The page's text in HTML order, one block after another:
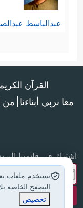
عبدالباسط
القرآن الكريم
معا نربي أبناءنا من
اشترك في قائمتنا
نستخدم ملفات
التصفح الخاصة
تخصيص